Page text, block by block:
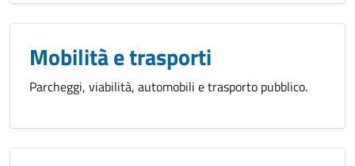
Mobilità e trasporti
Parcheggi, viabilità, automobili e trasporto pubblico.